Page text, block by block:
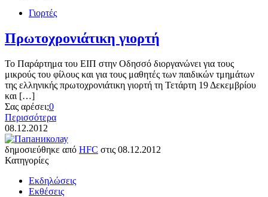
Γιορτές
Πρωτοχρονιάτικη γιορτή
Το Παράρτημα του ΕΙΠ στην Οδησσό διοργανώνει για τους
μικρούς του φίλους και για τους μαθητές των παιδικών τμημάτων
της ελληνικής πρωτοχρονιάτικη γιορτή τη Τετάρτη 19 Δεκεμβρίου
και […]
Σας αρέσει;0
Περισσότερα
08.12.2012
δημοσιεύθηκε από HFC στις 08.12.2012
Κατηγορίες
Εκδηλώσεις
Εκθέσεις